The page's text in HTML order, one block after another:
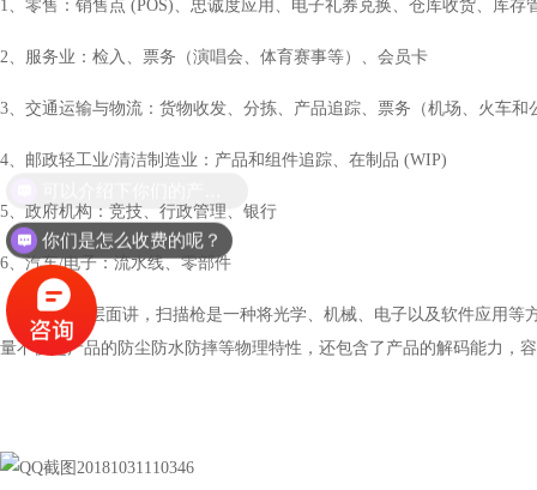
1、零售：销售点 (POS)、忠诚度应用、电子礼券兑换、仓库收货、库存
2、服务业：检入、票务（演唱会、体育赛事等）、会员卡
3、交通运输与物流：货物收发、分拣、产品追踪、票务（机场、火车和
4、邮政轻工业/清洁制造业：产品和组件追踪、在制品 (WIP)
5、政府机构：竞技、行政管理、银行
6、汽车/电子：流水线、零部件
从技术层面讲，扫描枪是一种将光学、机械、电子以及软件应用等方
量不仅是产品的防尘防水防摔等物理特性，还包含了产品的解码能力，
你们是怎么收费的呢？